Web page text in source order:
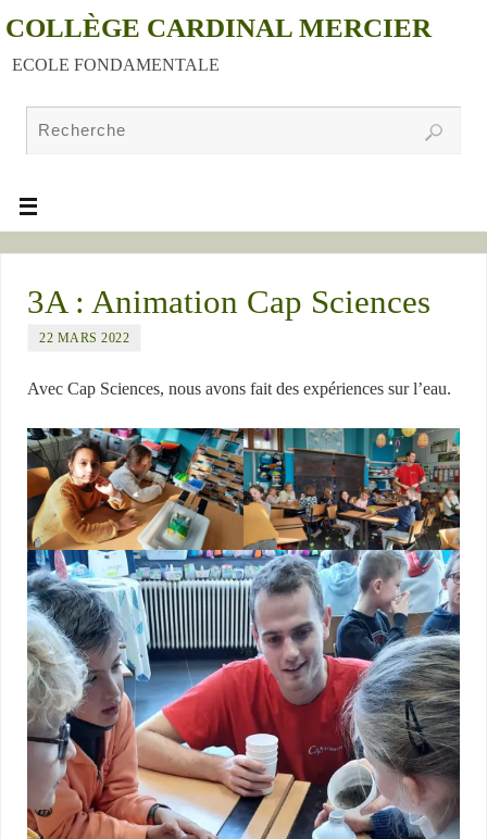
COLLÈGE CARDINAL MERCIER
ECOLE FONDAMENTALE
3A : Animation Cap Sciences
22 MARS 2022
Avec Cap Sciences, nous avons fait des expériences sur l’eau.